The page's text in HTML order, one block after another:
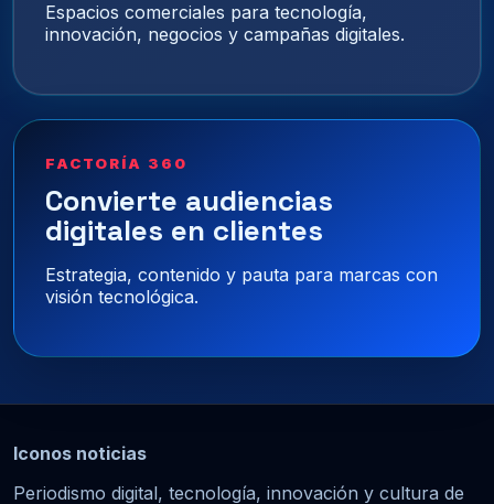
Espacios comerciales para tecnología,
innovación, negocios y campañas digitales.
FACTORÍA 360
Convierte audiencias
digitales en clientes
Estrategia, contenido y pauta para marcas con
visión tecnológica.
Iconos noticias
Periodismo digital, tecnología, innovación y cultura de